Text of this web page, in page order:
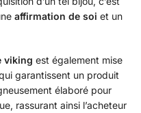
affirmation de soi et un
viking est également mise
garantissent un produit
élaboré pour
rassurant ainsi l’acheteur